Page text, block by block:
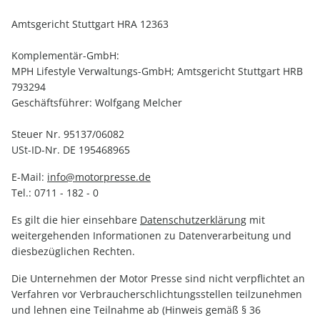
Amtsgericht Stuttgart HRA 12363
Komplementär-GmbH:
MPH Lifestyle Verwaltungs-GmbH; Amtsgericht Stuttgart HRB
793294
Geschäftsführer: Wolfgang Melcher
Steuer Nr. 95137/06082
USt-ID-Nr. DE 195468965
E-Mail: info@motorpresse.de
Tel.: 0711 - 182 - 0
Es gilt die hier einsehbare Datenschutzerklärung mit
weitergehenden Informationen zu Datenverarbeitung und
diesbezüglichen Rechten.
Die Unternehmen der Motor Presse sind nicht verpflichtet an
Verfahren vor Verbraucherschlichtungsstellen teilzunehmen
und lehnen eine Teilnahme ab (Hinweis gemäß § 36